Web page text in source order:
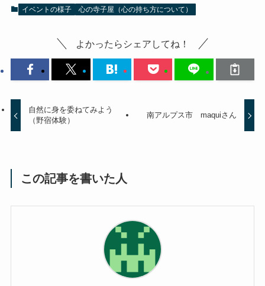
イベントの様子 心の寺子屋（心の持ち方について）
よかったらシェアしてね！
自然に身を委ねてみよう
（野宿体験）
南アルプス市 maquiさん
この記事を書いた人